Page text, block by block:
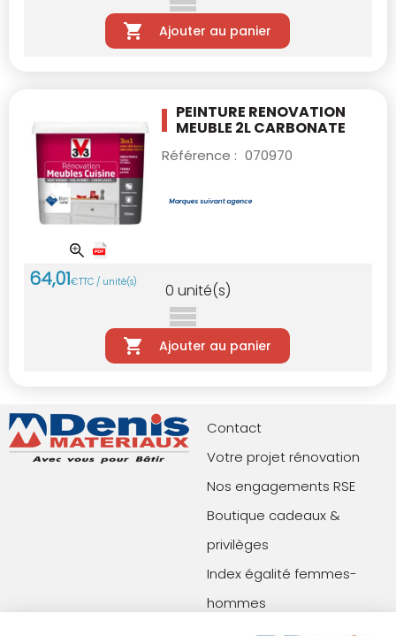
Ajouter au panier
PEINTURE RENOVATION
MEUBLE 2L CARBONATE
Référence : 070970
64,01€TTC / unité(s) 0 unité(s)
Ajouter au panier
Contact
Votre projet rénovation
Nos engagements RSE
Boutique cadeaux &
privilèges
Index égalité femmes-
hommes